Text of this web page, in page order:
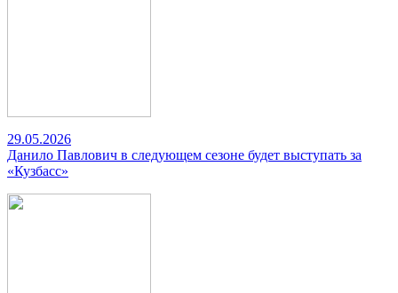
29.05.2026
Данило Павлович в следующем сезоне будет выступать за
«Кузбасс»